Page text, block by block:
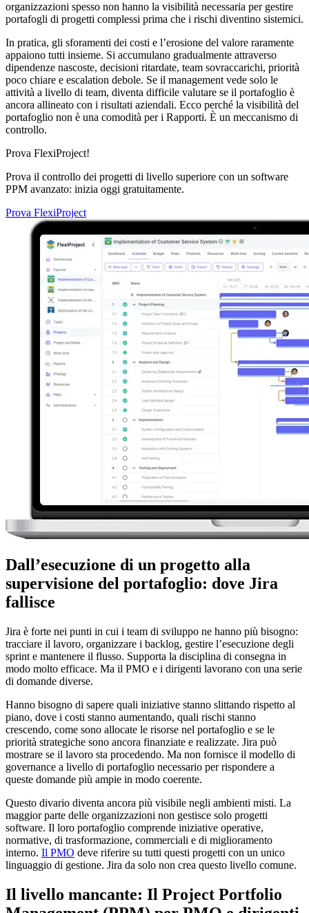
organizzazioni spesso non hanno la visibilità necessaria per gestire
portafogli di progetti complessi prima che i rischi diventino sistemici.
In pratica, gli sforamenti dei costi e l’erosione del valore raramente
appaiono tutti insieme. Si accumulano gradualmente attraverso
dipendenze nascoste, decisioni ritardate, team sovraccarichi, priorità
poco chiare e escalation debole. Se il management vede solo le
attività a livello di team, diventa difficile valutare se il portafoglio è
ancora allineato con i risultati aziendali. Ecco perché la visibilità del
portafoglio non è una comodità per i Rapporti. È un meccanismo di
controllo.
Prova FlexiProject!
Prova il controllo dei progetti di livello superiore con un software
PPM avanzato: inizia oggi gratuitamente.
Prova FlexiProject
Dall’esecuzione di un progetto alla
supervisione del portafoglio: dove Jira
fallisce
Jira è forte nei punti in cui i team di sviluppo ne hanno più bisogno:
tracciare il lavoro, organizzare i backlog, gestire l’esecuzione degli
sprint e mantenere il flusso. Supporta la disciplina di consegna in
modo molto efficace. Ma il PMO e i dirigenti lavorano con una serie
di domande diverse.
Hanno bisogno di sapere quali iniziative stanno slittando rispetto al
piano, dove i costi stanno aumentando, quali rischi stanno
crescendo, come sono allocate le risorse nel portafoglio e se le
priorità strategiche sono ancora finanziate e realizzate. Jira può
mostrare se il lavoro sta procedendo. Ma non fornisce il modello di
governance a livello di portafoglio necessario per rispondere a
queste domande più ampie in modo coerente.
Questo divario diventa ancora più visibile negli ambienti misti. La
maggior parte delle organizzazioni non gestisce solo progetti
software. Il loro portafoglio comprende iniziative operative,
normative, di trasformazione, commerciali e di miglioramento
interno. Il PMO deve riferire su tutti questi progetti con un unico
linguaggio di gestione. Jira da solo non crea questo livello comune.
Il livello mancante: Il Project Portfolio